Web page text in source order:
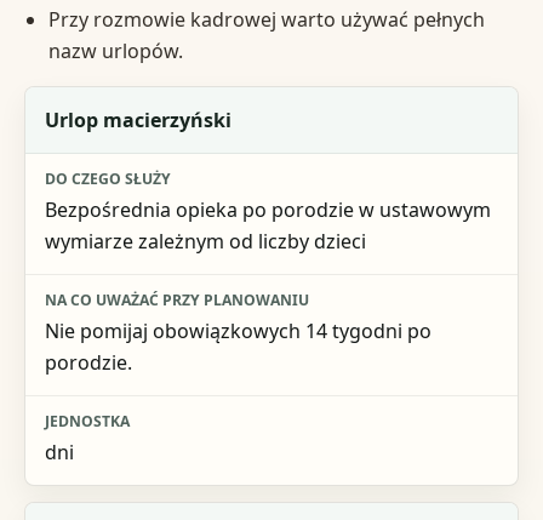
Przy rozmowie kadrowej warto używać pełnych
nazw urlopów.
Rodzaj uprawnienia
Do czego służy
Na co uważać przy planowaniu
Urlop macierzyński
Bezpośrednia opieka po porodzie w ustawowym
wymiarze zależnym od liczby dzieci
Nie pomijaj obowiązkowych 14 tygodni po
porodzie.
dni